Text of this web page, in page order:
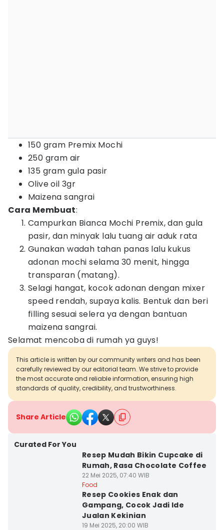
150 gram Premix Mochi
250 gram air
135 gram gula pasir
Olive oil 3gr
Maizena sangrai
Cara Membuat:
Campurkan Bianca Mochi Premix, dan gula
pasir, dan minyak lalu tuang air aduk rata
Gunakan wadah tahan panas lalu kukus
adonan mochi selama 30 menit, hingga
transparan (matang).
Selagi hangat, kocok adonan dengan mixer
speed rendah, supaya kalis. Bentuk dan beri
filling sesuai selera ya dengan bantuan
maizena sangrai.
Selamat mencoba di rumah ya guys!
This article is written by our community writers and has been
carefully reviewed by our editorial team. We strive to provide
the most accurate and reliable information, ensuring high
standards of quality, credibility, and trustworthiness.
Share Article
Curated For You
Resep Mudah Bikin Cupcake di
Rumah, Rasa Chocolate Coffee
22 Mei 2025, 07:40 WIB
Food
Resep Cookies Enak dan
Gampang, Cocok Jadi Ide
Jualan Kekinian
19 Mei 2025, 20:00 WIB